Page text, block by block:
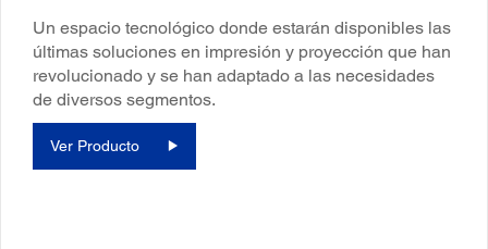
Un espacio tecnológico donde estarán disponibles las
últimas soluciones en impresión y proyección que han
revolucionado y se han adaptado a las necesidades
de diversos segmentos.
Ver Producto